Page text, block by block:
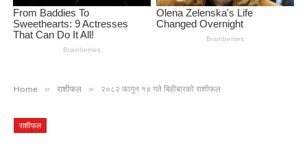
Home » राशीफल » २०८२ फागुन १४ गते बिहीबारको राशीफल
राशीफल